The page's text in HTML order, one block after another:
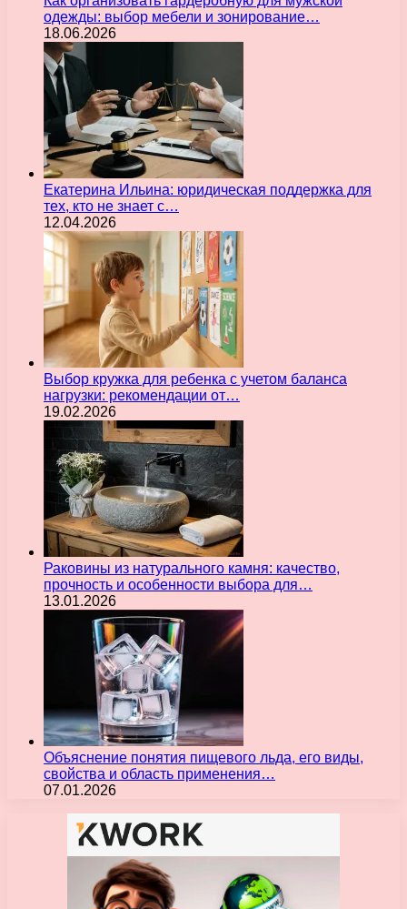
одежды: выбор мебели и зонирование…
18.06.2026
Екатерина Ильина: юридическая поддержка для
тех, кто не знает с…
12.04.2026
Выбор кружка для ребенка с учетом баланса
нагрузки: рекомендации от…
19.02.2026
Раковины из натурального камня: качество,
прочность и особенности выбора для…
13.01.2026
Объяснение понятия пищевого льда, его виды,
свойства и область применения…
07.01.2026